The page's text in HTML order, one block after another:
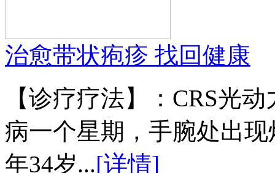
治愈带状疱疹 找回健康
【诊疗疗法】：CRS光
病一个星期，手腕处出
年34岁...[详情]